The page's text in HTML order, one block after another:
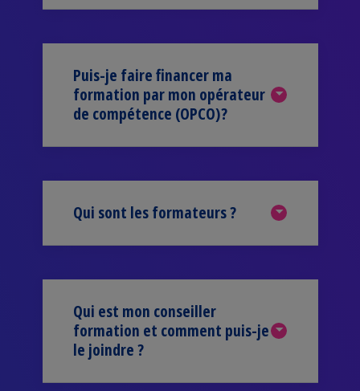
Puis-je faire financer ma
formation par mon opérateur
de compétence (OPCO)?
Qui sont les formateurs ?
Qui est mon conseiller
formation et comment puis-je
le joindre ?